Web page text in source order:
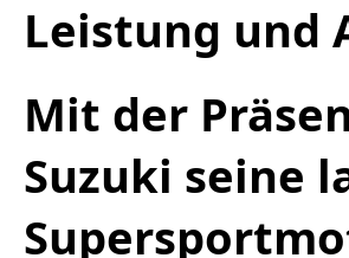
Leistung und
Mit der
Suzuki seine